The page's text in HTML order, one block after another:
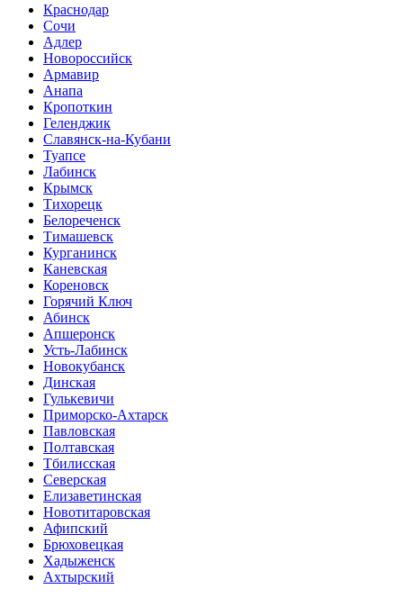
Краснодар
Сочи
Адлер
Новороссийск
Армавир
Анапа
Кропоткин
Геленджик
Славянск-на-Кубани
Туапсе
Лабинск
Крымск
Тихорецк
Белореченск
Тимашевск
Курганинск
Каневская
Кореновск
Горячий Ключ
Абинск
Апшеронск
Усть-Лабинск
Новокубанск
Динская
Гулькевичи
Приморско-Ахтарск
Павловская
Полтавская
Тбилисская
Северская
Елизаветинская
Новотитаровская
Афипский
Брюховецкая
Хадыженск
Ахтырский